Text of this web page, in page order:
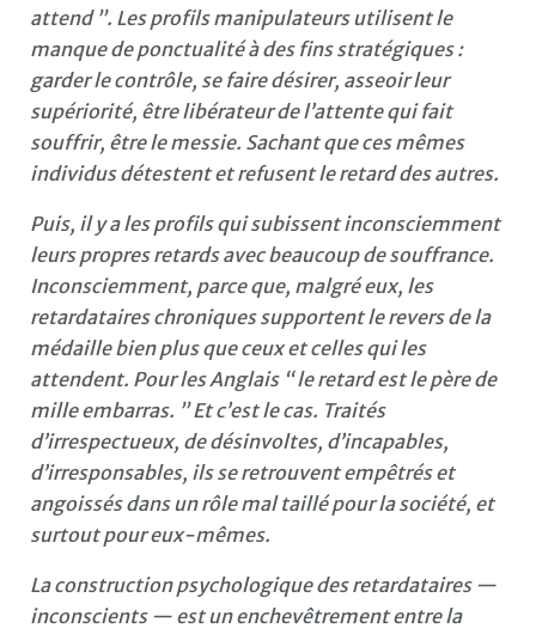
attend ”. Les profils manipulateurs utilisent le
manque de ponctualité à des fins stratégiques :
garder le contrôle, se faire désirer, asseoir leur
supériorité, être libérateur de l’attente qui fait
souffrir, être le messie. Sachant que ces mêmes
individus détestent et refusent le retard des autres.
Puis, il y a les profils qui subissent inconsciemment
leurs propres retards avec beaucoup de souffrance.
Inconsciemment, parce que, malgré eux, les
retardataires chroniques supportent le revers de la
médaille bien plus que ceux et celles qui les
attendent. Pour les Anglais “ le retard est le père de
mille embarras. ” Et c’est le cas. Traités
d’irrespectueux, de désinvoltes, d’incapables,
d’irresponsables, ils se retrouvent empêtrés et
angoissés dans un rôle mal taillé pour la société, et
surtout pour eux-mêmes.
La construction psychologique des retardataires —
inconscients — est un enchevêtrement entre la